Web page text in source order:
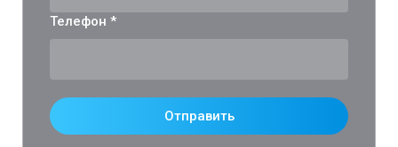
Телефон *
Отправить